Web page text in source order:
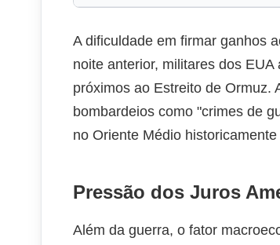
A dificuldade em firmar ganhos
noite anterior, militares dos
próximos ao Estreito de Ormuz.
bombardeios como "crimes de
no Oriente Médio
Pressão dos Juros
Além da guerra, o fator